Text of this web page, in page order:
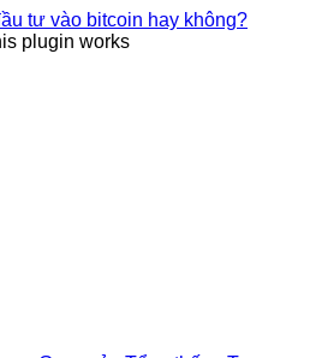
tư vào bitcoin hay không?
plugin works